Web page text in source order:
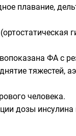
плавание,
ФА с
тяжестей,
человека.
дозы инсулина